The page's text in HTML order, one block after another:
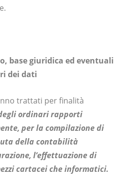
base giuridica ed eventuali
dei dati
trattati per finalità
ordinari rapporti
per la compilazione di
della contabilità
l’effettuazione di
cartacei che informatici.